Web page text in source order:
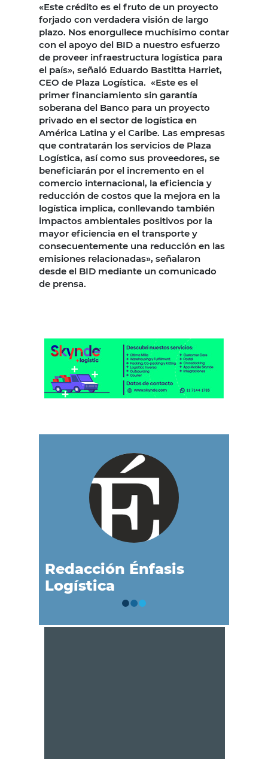
«Este crédito es el fruto de un proyecto
forjado con verdadera visión de largo
plazo. Nos enorgullece muchísimo contar
con el apoyo del BID a nuestro esfuerzo
de proveer infraestructura logística para
el país», señaló Eduardo Bastitta Harriet,
CEO de Plaza Logística. «Este es el
primer financiamiento sin garantía
soberana del Banco para un proyecto
privado en el sector de logística en
América Latina y el Caribe. Las empresas
que contratarán los servicios de Plaza
Logística, así como sus proveedores, se
beneficiarán por el incremento en el
comercio internacional, la eficiencia y
reducción de costos que la mejora en la
logística implica, conllevando también
impactos ambientales positivos por la
mayor eficiencia en el transporte y
consecuentemente una reducción en las
emisiones relacionadas», señalaron
desde el BID mediante un comunicado
de prensa.
Redacción Énfasis
Logística